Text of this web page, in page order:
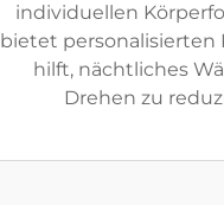
individuellen
bietet personalisierten
hilft, nächtliches
Drehen zu